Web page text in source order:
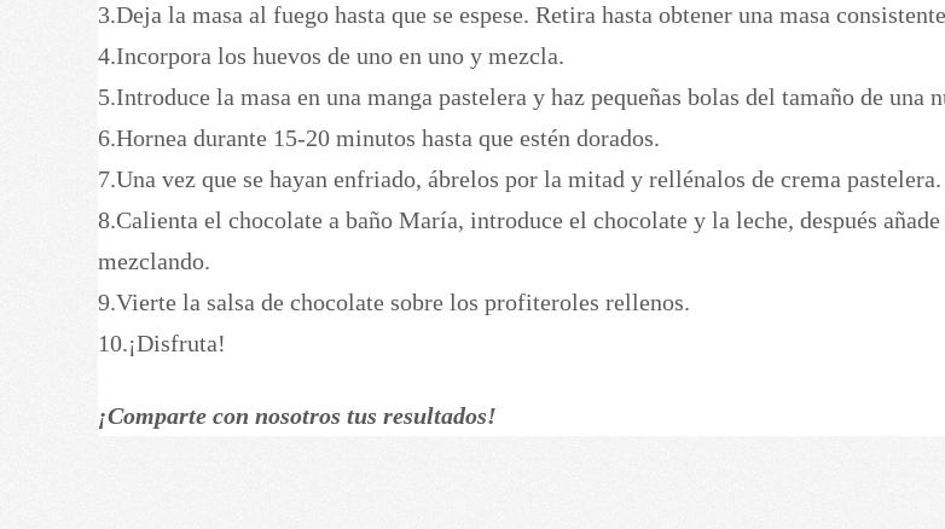
3.Deja la masa al fuego hasta que se espese. Retira hasta obtener una masa
4.Incorpora los huevos de uno en uno y mezcla.
5.Introduce la masa en una manga pastelera y haz pequeñas bolas del tamaño de una
6.Hornea durante 15-20 minutos hasta que estén dorados.
7.Una vez que se hayan enfriado, ábrelos por la mitad y rellénalos de crema pastelera.
8.Calienta el chocolate a baño María, introduce el chocolate y la leche, después
mezclando.
9.Vierte la salsa de chocolate sobre los profiteroles rellenos.
10.¡Disfruta!
¡Comparte con nosotros tus resultados!